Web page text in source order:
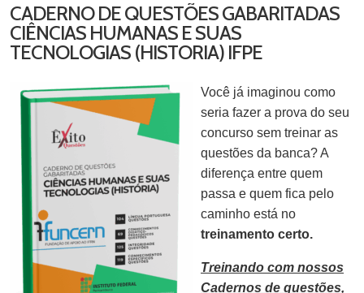
CADERNO DE QUESTÕES GABARITADAS
CIÊNCIAS HUMANAS E SUAS
TECNOLOGIAS (HISTORIA) IFPE
Você já imaginou como
seria fazer a prova do seu
concurso sem treinar as
questões da banca? A
diferença entre quem
passa e quem fica pelo
caminho está no
treinamento certo.
Treinando com nossos
Cadernos de questões,